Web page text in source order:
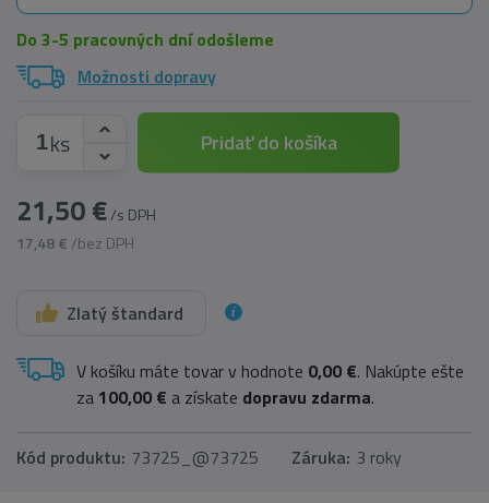
Do 3-5 pracovných dní odošleme
Možnosti dopravy
ks
21,50 €/s DPH
17,48 € /bez DPH
Pridať do košíka
Zlatý štandard
V košíku máte tovar v hodnote 0,00 €. Nakúpte ešte
za 100,00 € a získate dopravu zdarma.
Kód produktu: 73725_@73725 Záruka: 3 roky